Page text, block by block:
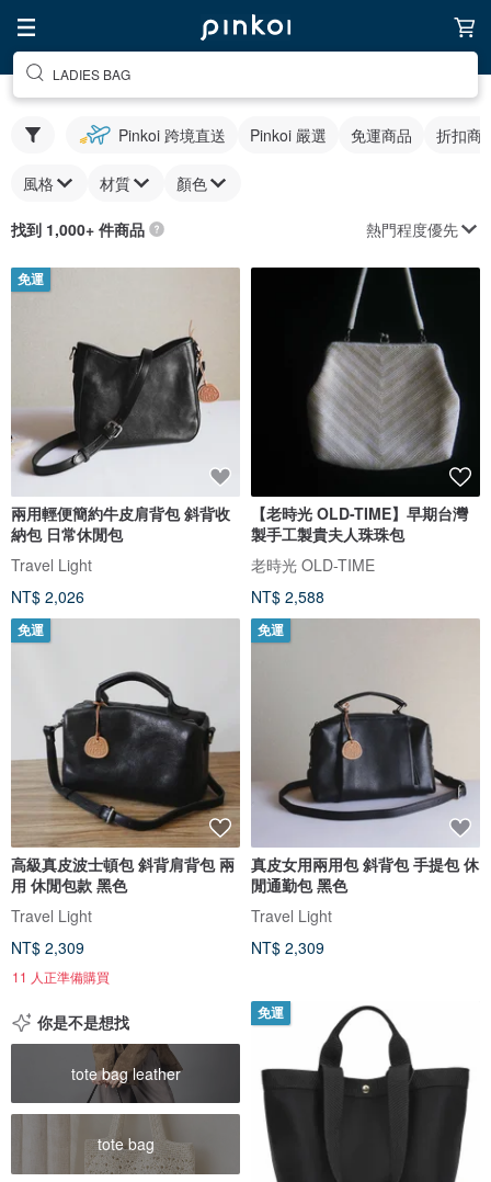
LADIES BAG
Pinkoi 跨境直送 Pinkoi 嚴選 免運商品 折扣商
風格 材質 顏色
找到 1,000+ 件商品 熱門程度優先
免運
兩用輕便簡約牛皮肩背包 斜背收
納包 日常休閒包
Travel Light
NT$ 2,026
【老時光 OLD-TIME】早期台灣
製手工製貴夫人珠珠包
老時光 OLD-TIME
NT$ 2,588
免運
高級真皮波士頓包 斜背肩背包 兩
用 休閒包款 黑色
Travel Light
NT$ 2,309
11 人正準備購買
免運
真皮女用兩用包 斜背包 手提包 休
閒通勤包 黑色
Travel Light
NT$ 2,309
你是不是想找
tote bag leather
tote bag
免運